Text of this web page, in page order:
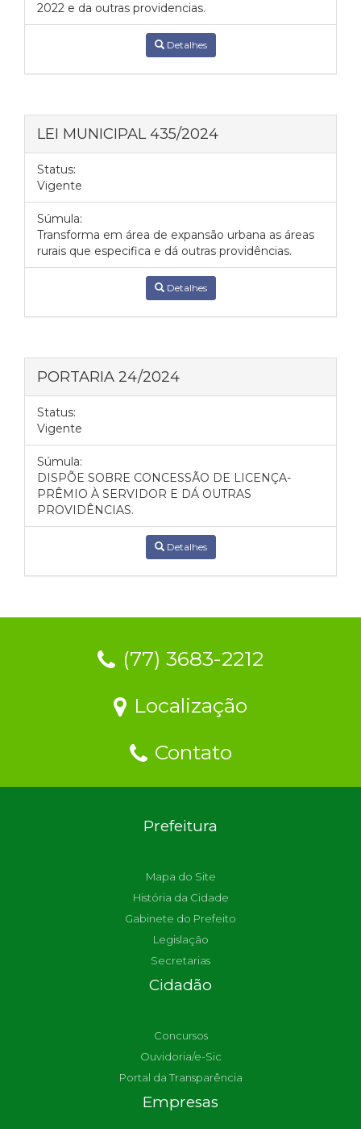
2022 e da outras providencias.
Detalhes
LEI MUNICIPAL 435/2024
Status:
Vigente
Súmula:
Transforma em área de expansão urbana as áreas
rurais que especifica e dá outras providências.
Detalhes
PORTARIA 24/2024
Status:
Vigente
Súmula:
DISPÕE SOBRE CONCESSÃO DE LICENÇA-
PRÊMIO À SERVIDOR E DÁ OUTRAS
PROVIDÊNCIAS.
Detalhes
(77) 3683-2212
Localização
Contato
Prefeitura
Mapa do Site
História da Cidade
Gabinete do Prefeito
Legislação
Secretarias
Cidadão
Concursos
Ouvidoria/e-Sic
Portal da Transparência
Empresas